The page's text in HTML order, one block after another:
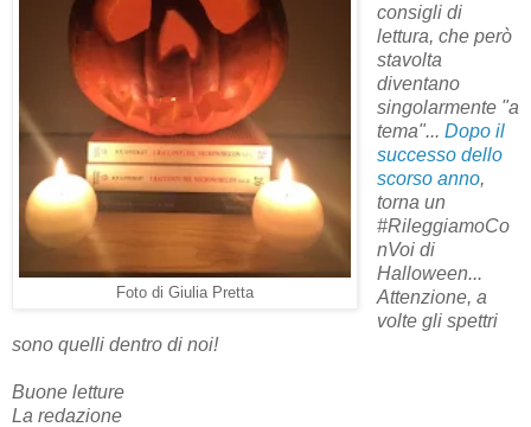
Foto di Giulia Pretta
consigli di
lettura, che però
stavolta
diventano
singolarmente "a
tema"... Dopo il
successo dello
scorso anno,
torna un
#RileggiamoCo
nVoi di
Halloween...
Attenzione, a
volte gli spettri
sono quelli dentro di noi!
Buone letture
La redazione